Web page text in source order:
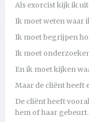
Als exorcist kijk ik
Ik moet weten waar
Ik moet begrijpen
Ik moet
En ik moet kijken
Maar de cliënt heeft
De cliënt heeft
hem of haar gebeurt.